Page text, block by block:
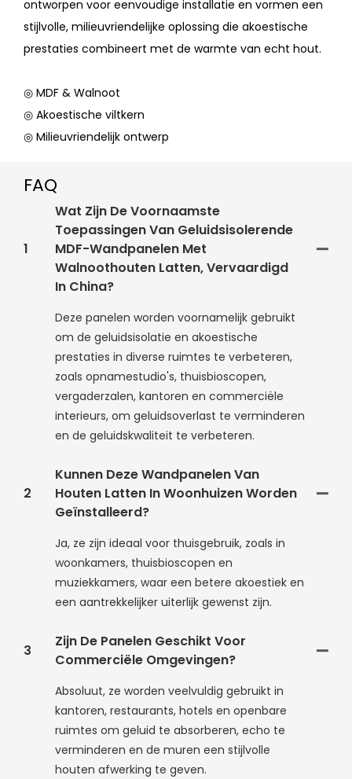
ontworpen voor eenvoudige installatie en vormen een
stijlvolle, milieuvriendelijke oplossing die akoestische
prestaties combineert met de warmte van echt hout.
◎ MDF & Walnoot
◎ Akoestische viltkern
◎ Milieuvriendelijk ontwerp
FAQ
1
Wat Zijn De Voornaamste
Toepassingen Van Geluidsisolerende
MDF-Wandpanelen Met
Walnoothouten Latten, Vervaardigd
In China?
Deze panelen worden voornamelijk gebruikt
om de geluidsisolatie en akoestische
prestaties in diverse ruimtes te verbeteren,
zoals opnamestudio's, thuisbioscopen,
vergaderzalen, kantoren en commerciële
interieurs, om geluidsoverlast te verminderen
en de geluidskwaliteit te verbeteren.
2
Kunnen Deze Wandpanelen Van
Houten Latten In Woonhuizen Worden
Geïnstalleerd?
Ja, ze zijn ideaal voor thuisgebruik, zoals in
woonkamers, thuisbioscopen en
muziekkamers, waar een betere akoestiek en
een aantrekkelijker uiterlijk gewenst zijn.
3
Zijn De Panelen Geschikt Voor
Commerciële Omgevingen?
Absoluut, ze worden veelvuldig gebruikt in
kantoren, restaurants, hotels en openbare
ruimtes om geluid te absorberen, echo te
verminderen en de muren een stijlvolle
houten afwerking te geven.